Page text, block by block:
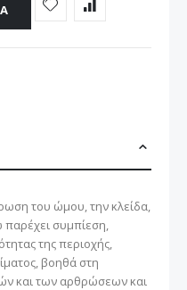
του ώμου, την κλείδα,
παρέχει συμπίεση,
της περιοχής,
βοηθά στη
και των αρθρώσεων και